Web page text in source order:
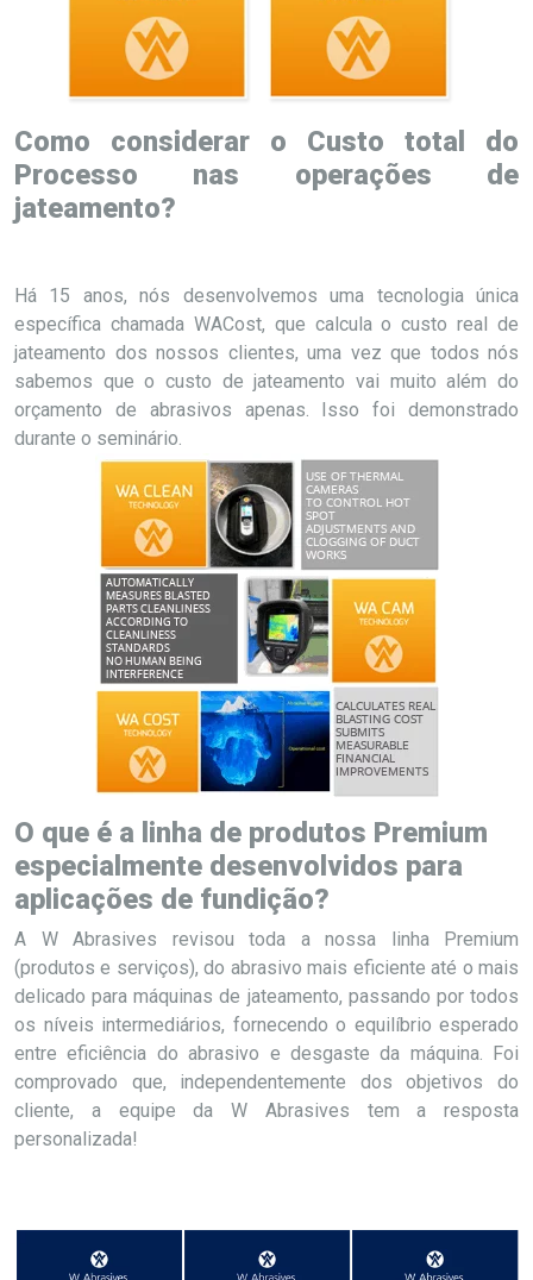
Como considerar o Custo total do
Processo nas operações de
jateamento?
Há 15 anos, nós desenvolvemos uma tecnologia única
específica chamada WACost, que calcula o custo real de
jateamento dos nossos clientes, uma vez que todos nós
sabemos que o custo de jateamento vai muito além do
orçamento de abrasivos apenas. Isso foi demonstrado
durante o seminário.
O que é a linha de produtos Premium
especialmente desenvolvidos para
aplicações de fundição?
A W Abrasives revisou toda a nossa linha Premium
(produtos e serviços), do abrasivo mais eficiente até o mais
delicado para máquinas de jateamento, passando por todos
os níveis intermediários, fornecendo o equilíbrio esperado
entre eficiência do abrasivo e desgaste da máquina. Foi
comprovado que, independentemente dos objetivos do
cliente, a equipe da W Abrasives tem a resposta
personalizada!